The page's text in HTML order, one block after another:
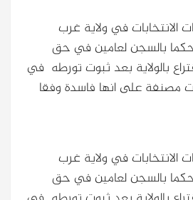
في ولاية غرب
حكما بالسجن لعامين في حق
بالولاية بعد ثبوت تورطه في
مصنفة على انها فاسدة وفقا
في ولاية غرب
حكما بالسجن لعامين في حق